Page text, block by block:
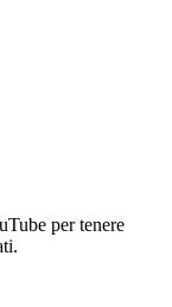
per tenere